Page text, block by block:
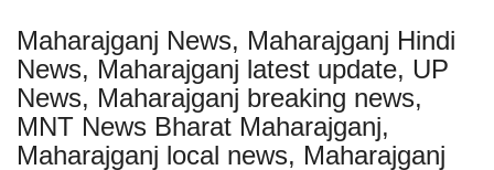
Maharajganj News, Maharajganj Hindi
News, Maharajganj latest update, UP
News, Maharajganj breaking news,
MNT News Bharat Maharajganj,
Maharajganj local news, Maharajganj